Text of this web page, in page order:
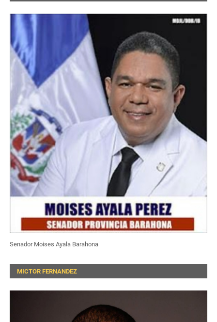
Senador Moises Ayala Barahona
MICTOR FERNANDEZ